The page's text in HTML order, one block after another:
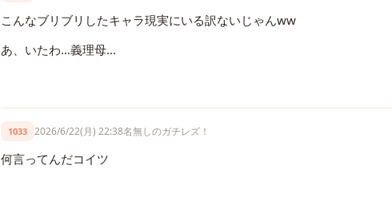
こんなブリブリしたキャラ現実にいる訳ないじゃんww
あ、いたわ…義理母…
1033 2026/6/22(月) 22:38名無しのガチレズ！
何言ってんだコイツ